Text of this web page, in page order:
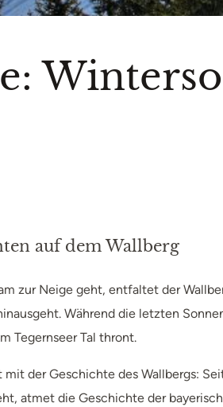
auf dem Wallberg
zur Neige geht, entfaltet der
Während die letzten
Tegernseer Tal thront.
der Geschichte des Wallbergs:
atmet die Geschichte der